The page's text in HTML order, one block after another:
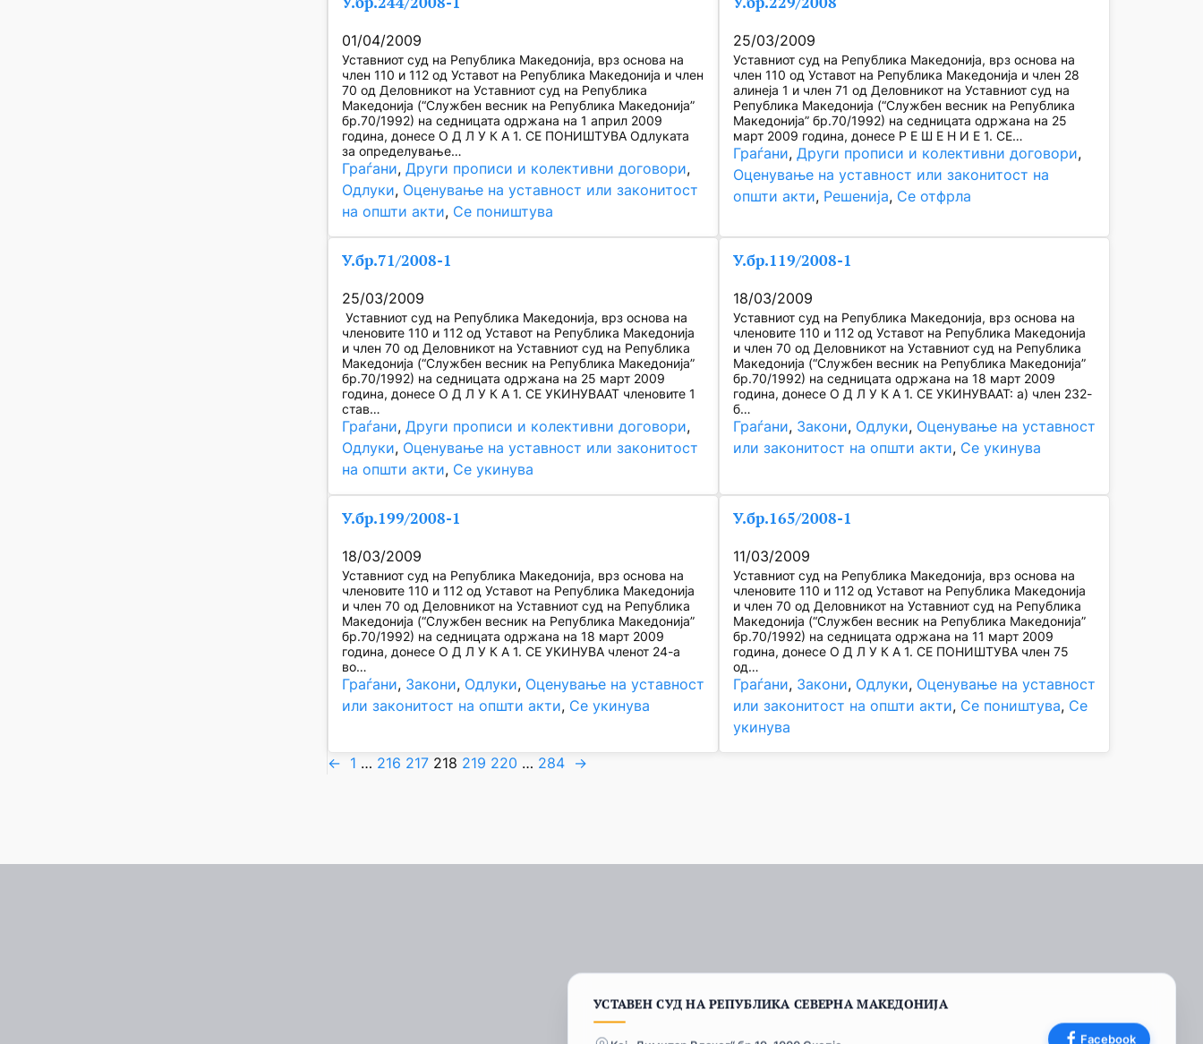
01/04/2009
Уставниот суд на Република Македонија, врз основа на
член 110 и 112 од Уставот на Република Македонија и член
70 од Деловникот на Уставниот суд на Република
Македонија (“Службен весник на Република Македонија”
бр.70/1992) на седницата одржана на 1 април 2009
година, донесе О Д Л У К А 1. СЕ ПОНИШТУВА Одлуката
за определување…
Граѓани, Други прописи и колективни договори
Одлуки, Оценување на уставност или законитост
на општи акти, Се поништува
25/03/2009
Уставниот суд на Република Македонија, врз основа на
член 110 од Уставот на Република Македонија и член 28
алинеја 1 и член 71 од Деловникот на Уставниот суд на
Република Македонија (“Службен весник на Република
Македонија” бр.70/1992) на седницата одржана на 25
март 2009 година, донесе Р Е Ш Е Н И Е 1. СЕ…
Граѓани, Други прописи и колективни договори
Оценување на уставност или законитост на
општи акти, Решенија, Се отфрла
У.бр.71/2008-1
25/03/2009
Уставниот суд на Република Македонија, врз основа на
членовите 110 и 112 од Уставот на Република Македонија
и член 70 од Деловникот на Уставниот суд на Република
Македонија (“Службен весник на Република Македонија”
бр.70/1992) на седницата одржана на 25 март 2009
година, донесе О Д Л У К А 1. СЕ УКИНУВААТ членовите 1
став…
Граѓани, Други прописи и колективни договори
Одлуки, Оценување на уставност или законитост
на општи акти, Се укинува
У.бр.119/2008-1
18/03/2009
Уставниот суд на Република Македонија, врз основа на
членовите 110 и 112 од Уставот на Република Македонија
и член 70 од Деловникот на Уставниот суд на Република
Македонија (“Службен весник на Република Македонија”
бр.70/1992) на седницата одржана на 18 март 2009
година, донесе О Д Л У К А 1. СЕ УКИНУВААТ: а) член 232-
б…
Граѓани, Закони, Одлуки, Оценување на уставност
или законитост на општи акти, Се укинува
У.бр.199/2008-1
18/03/2009
Уставниот суд на Република Македонија, врз основа на
членовите 110 и 112 од Уставот на Република Македонија
и член 70 од Деловникот на Уставниот суд на Република
Македонија (“Службен весник на Република Македонија”
бр.70/1992) на седницата одржана на 18 март 2009
година, донесе О Д Л У К А 1. СЕ УКИНУВА членот 24-а
во…
Граѓани, Закони, Одлуки, Оценување на уставност
или законитост на општи акти, Се укинува
У.бр.165/2008-1
11/03/2009
Уставниот суд на Република Македонија, врз основа на
членовите 110 и 112 од Уставот на Република Македонија
и член 70 од Деловникот на Уставниот суд на Република
Македонија (“Службен весник на Република Македонија”
бр.70/1992) на седницата одржана на 11 март 2009
година, донесе О Д Л У К А 1. СЕ ПОНИШТУВА член 75
од…
Граѓани, Закони, Одлуки, Оценување на уставност
или законитост на општи акти, Се поништува, Се
укинува
← 1 … 216 217 218 219 220 … 284 →
УСТАВЕН СУД НА РЕПУБЛИКА СЕВЕРНА МАКЕДОНИЈА
Facebook